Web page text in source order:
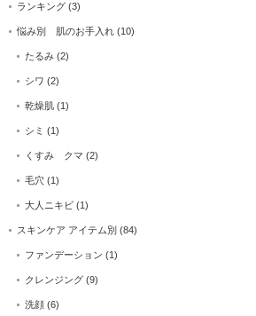
ランキング (3)
悩み別 肌のお手入れ (10)
たるみ (2)
シワ (2)
乾燥肌 (1)
シミ (1)
くすみ クマ (2)
毛穴 (1)
大人ニキビ (1)
スキンケア アイテム別 (84)
ファンデーション (1)
クレンジング (9)
洗顔 (6)